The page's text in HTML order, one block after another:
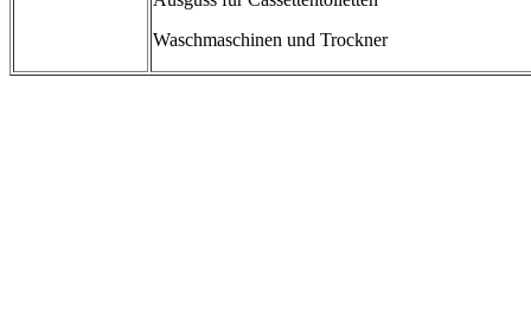
Waschmaschinen und Trockner